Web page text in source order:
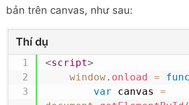
bản trên canvas, như sau:
Thí dụ
<script>
window. onload =
var canvas =